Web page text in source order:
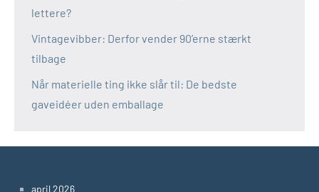
lettere?
Vintagevibber: Derfor vender 90’erne stærkt
tilbage
Når materielle ting ikke slår til: De bedste
gaveidéer uden emballage
april 2026